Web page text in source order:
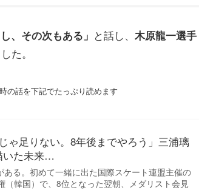
、その次もある」 と話し、 木原龍一選手
た。
の話を下記でたっぷり読めます
ゃ足りない。8年後までやろう」三浦璃
いた未来…
る。初めて一緒に出た国際スケート連盟主催の
韓国）で、8位となった翌朝、メダリスト会見